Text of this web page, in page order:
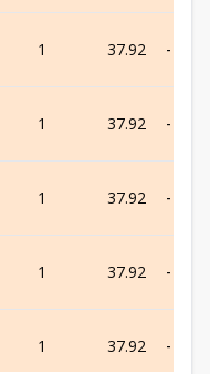
1 37.92 -
1 37.92 -
1 37.92 -
1 37.92 -
1 37.92 -